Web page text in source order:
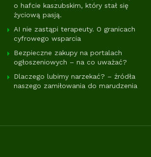
o hafcie kaszubskim, który stał się
życiową pasją.
AI nie zastąpi terapeuty. O granicach
cyfrowego wsparcia
Bezpieczne zakupy na portalach
ogłoszeniowych – na co uważać?
Dlaczego lubimy narzekać? – źródła
naszego zamiłowania do marudzenia